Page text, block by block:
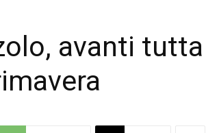
Voce
avanti tutta